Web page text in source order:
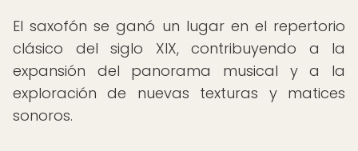
El saxofón se ganó un lugar en el repertorio
clásico del siglo XIX, contribuyendo a la
expansión del panorama musical y a la
exploración de nuevas texturas y matices
sonoros.